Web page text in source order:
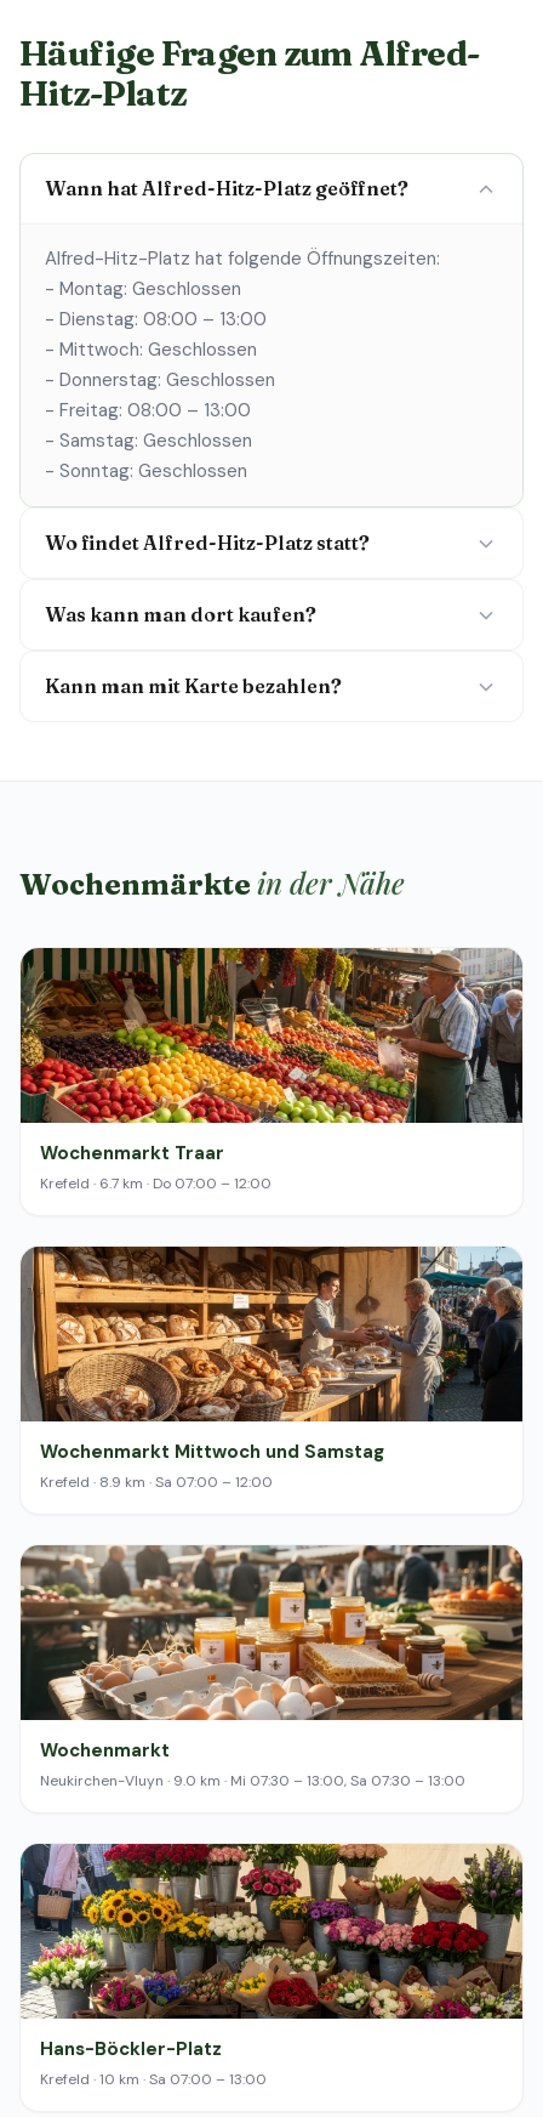
Häufige Fragen zum Alfred-
Hitz-Platz
Wann hat Alfred-Hitz-Platz geöffnet?
Alfred-Hitz-Platz hat folgende Öffnungszeiten:
- Montag: Geschlossen
- Dienstag: 08:00 – 13:00
- Mittwoch: Geschlossen
- Donnerstag: Geschlossen
- Freitag: 08:00 – 13:00
- Samstag: Geschlossen
- Sonntag: Geschlossen
Wo findet Alfred-Hitz-Platz statt?
Was kann man dort kaufen?
Kann man mit Karte bezahlen?
Wochenmärkte in der Nähe
Wochenmarkt Traar
Krefeld · 6.7 km · Do 07:00 – 12:00
Wochenmarkt Mittwoch und Samstag
Krefeld · 8.9 km · Sa 07:00 – 12:00
Wochenmarkt
Neukirchen-Vluyn · 9.0 km · Mi 07:30 – 13:00, Sa 07:30 – 13:00
Hans-Böckler-Platz
Krefeld · 10 km · Sa 07:00 – 13:00